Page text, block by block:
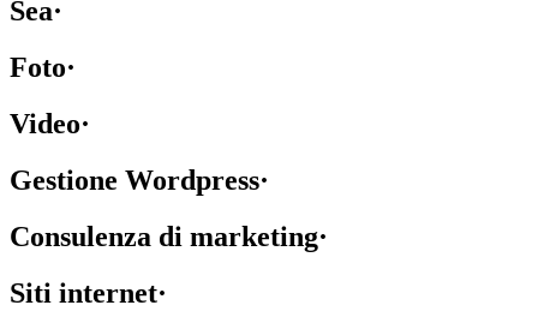
Sea·
Foto·
Video·
Gestione Wordpress·
Consulenza di marketing·
Siti internet·